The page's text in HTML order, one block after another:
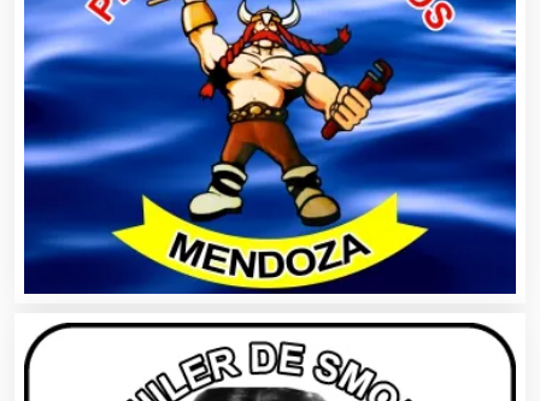
Balnearios
Bancos
Banquetes